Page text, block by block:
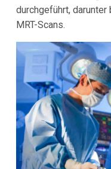
durchgeführt,
MRT-Scans.